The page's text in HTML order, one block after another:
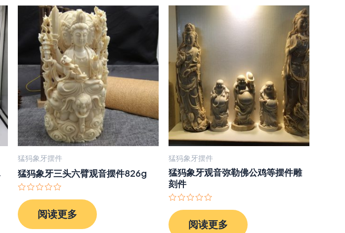
猛犸象牙摆件
猛犸象牙三头六臂观音摆件826g
分
0
&sol;
阅读更多
猛犸象牙摆件
猛犸象牙观音弥勒佛公鸡等摆件雕
刻件
分
0
&sol;
阅读更多